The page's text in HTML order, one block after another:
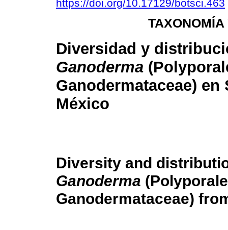
https://doi.org/10.17129/botsci.463
Diversidad y
Ganoderma
Ganodermataceae) en
México
Diversity and
Ganoderma
Ganodermataceae)